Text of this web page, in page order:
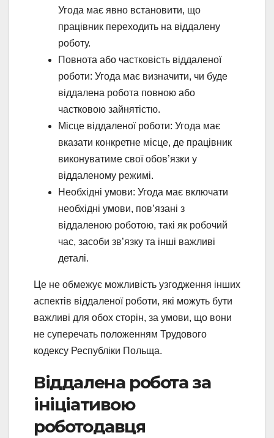
Угода має явно встановити, що
працівник переходить на віддалену
роботу.
Повнота або частковість віддаленої
роботи: Угода має визначити, чи буде
віддалена робота повною або
частковою зайнятістю.
Місце віддаленої роботи: Угода має
вказати конкретне місце, де працівник
виконуватиме свої обов’язки у
віддаленому режимі.
Необхідні умови: Угода має включати
необхідні умови, пов’язані з
віддаленою роботою, такі як робочий
час, засоби зв’язку та інші важливі
деталі.
Це не обмежує можливість узгодження інших
аспектів віддаленої роботи, які можуть бути
важливі для обох сторін, за умови, що вони
не суперечать положенням Трудового
кодексу Республіки Польща.
Віддалена робота за
ініціативою
роботодавця